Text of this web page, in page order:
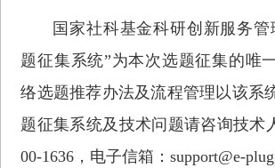
国家社科基金科研创新服务管
题征集系统”为本次选题征集的唯
络选题推荐办法及流程管理以该系
题征集系统及技术问题请咨询技术
00-1636，电子信箱：support@e-